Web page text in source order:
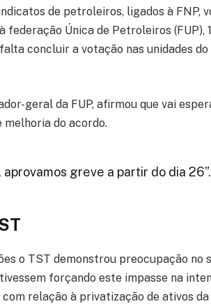
de petroleiros, ligados à FNP,
federação Única de Petroleiros (FUP),
concluir a votação nas unidades
geral da FUP, afirmou que vai
melhoria do acordo.
aprovamos greve a partir do dia 26”.
o TST demonstrou preocupação no
forçando este impasse na
relação à privatização de ativos da